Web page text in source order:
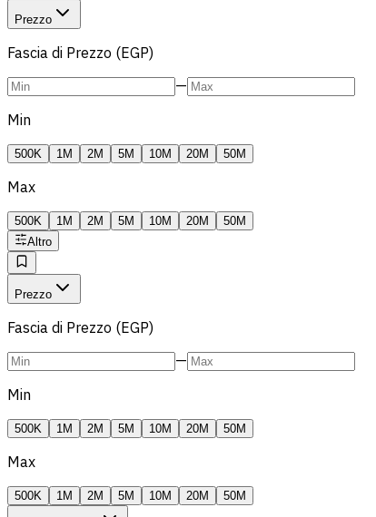
Prezzo
Fascia di Prezzo (EGP)
—
Min
500K 1M 2M 5M 10M 20M 50M
Max
500K 1M 2M 5M 10M 20M
50M
Altro
Prezzo
Fascia di Prezzo (EGP)
—
Min
500K 1M 2M 5M 10M 20M 50M
Max
500K 1M 2M 5M 10M 20M 50M